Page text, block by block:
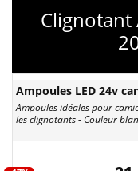
Clignotant
Ampoules LED 24v
Ampoules idéales pour
les clignotants - Couleur